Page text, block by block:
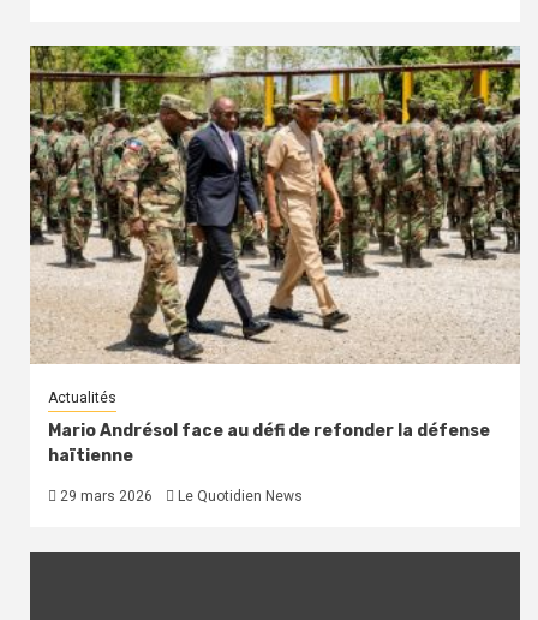
Actualités
Mario Andrésol face au défi de refonder la défense
haïtienne
29 mars 2026 Le Quotidien News